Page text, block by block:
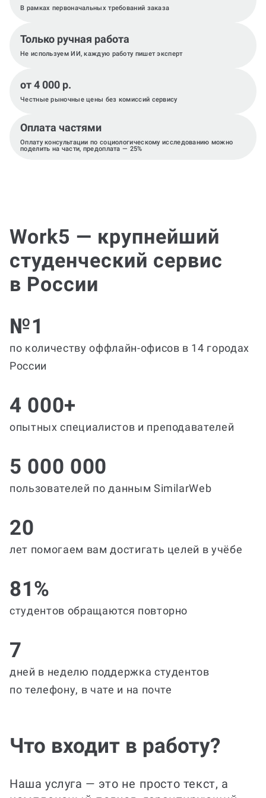
В рамках первоначальных требований заказа
Только ручная работа
Не используем ИИ, каждую работу пишет эксперт
от 4 000 р.
Честные рыночные цены без комиссий сервису
Оплата частями
Оплату консультации по cоциологическому исследованию можно
поделить на части, предоплата — 25%
Work5 — крупнейший
студенческий сервис
в России
№1
по количеству оффлайн-офисов в 14 городах
России
4 000+
опытных специалистов и преподавателей
5 000 000
пользователей по данным SimilarWeb
20
лет помогаем вам достигать целей в учёбе
81%
студентов обращаются повторно
7
дней в неделю поддержка студентов
по телефону, в чате и на почте
Что входит в работу?
Наша услуга — это не просто текст, а